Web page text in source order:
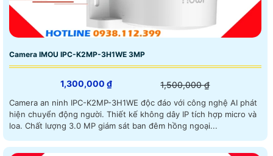
Camera IMOU IPC-K2MP-3H1WE 3MP
1,300,000 ₫ 1,500,000 ₫
Camera an ninh IPC-K2MP-3H1WE độc đáo với công nghệ AI phát
hiện chuyển động người. Thiết kế không dây IP tích hợp micro và
loa. Chất lượng 3.0 MP giám sát ban đêm hồng ngoại...